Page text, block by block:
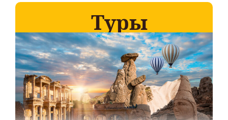
Туры